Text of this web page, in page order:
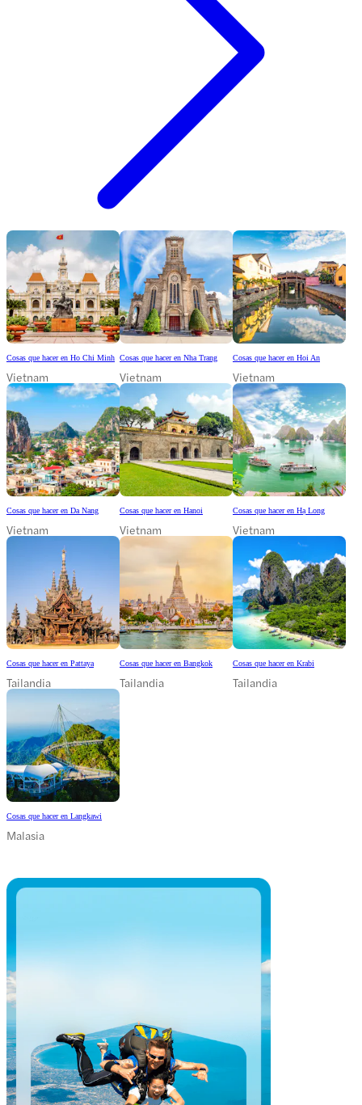
Cosas que hacer en Ho Chi Minh
Vietnam
Cosas que hacer en Nha Trang
Vietnam
Cosas que hacer en Hoi An
Vietnam
Cosas que hacer en Da Nang
Vietnam
Cosas que hacer en Hanoi
Vietnam
Cosas que hacer en Hạ Long
Vietnam
Cosas que hacer en Pattaya
Tailandia
Cosas que hacer en Bangkok
Tailandia
Cosas que hacer en Krabi
Tailandia
Cosas que hacer en Langkawi
Malasia